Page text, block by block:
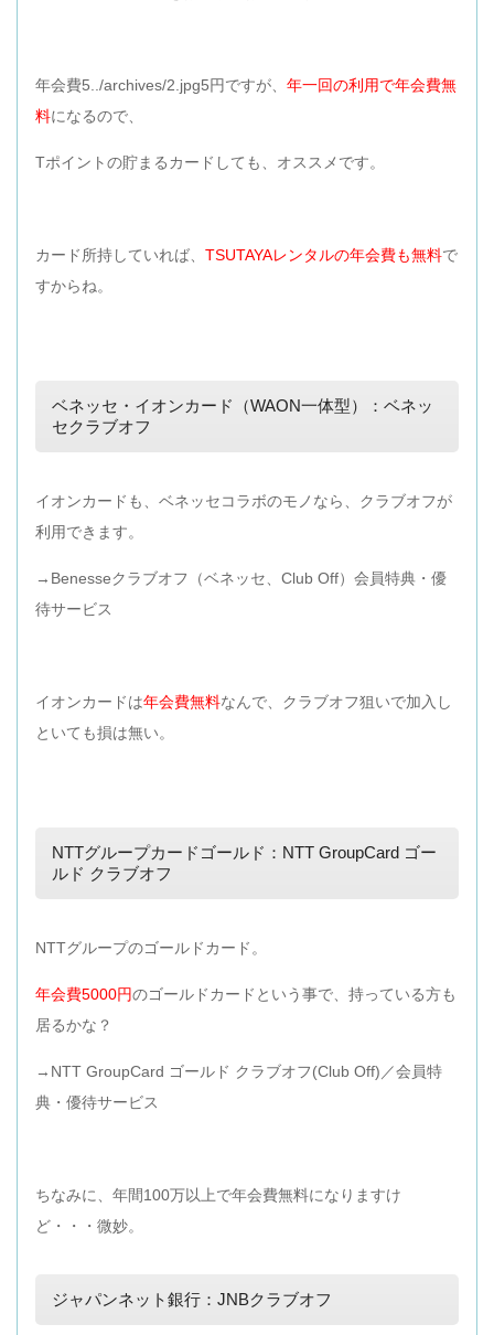
年会費5../archives/2.jpg5円ですが、 年一回の利用で年会費無
料になるので、
Tポイントの貯まるカードしても、オススメです。
カード所持していれば、 TSUTAYAレンタルの年会費も無料で
すからね。
ベネッセ・イオンカード（WAON一体型）：ベネッ
セクラブオフ
イオンカードも、ベネッセコラボのモノなら、クラブオフが
利用できます。
→Benesseクラブオフ（ベネッセ、Club Off）会員特典・優
待サービス
イオンカードは年会費無料なんで、クラブオフ狙いで加入し
といても損は無い。
NTTグループカードゴールド：NTT GroupCard ゴー
ルド クラブオフ
NTTグループのゴールドカード。
年会費5000円のゴールドカードという事で、持っている方も
居るかな？
→NTT GroupCard ゴールド クラブオフ(Club Off)／会員特
典・優待サービス
ちなみに、年間100万以上で年会費無料になりますけ
ど・・・微妙。
ジャパンネット銀行：JNBクラブオフ